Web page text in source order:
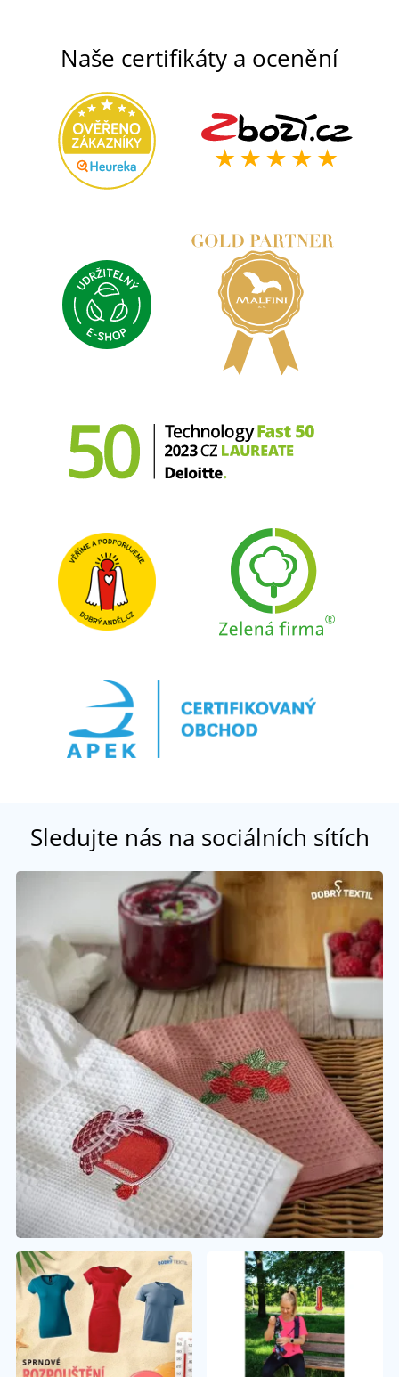
Naše certifikáty a ocenění
Sledujte nás na sociálních sítích